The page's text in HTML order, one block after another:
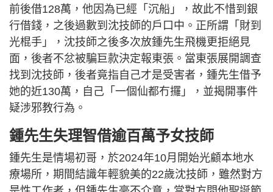
前後借128萬，他因為已經「沉船」，故此不惜到銀
行借錢，之後過數到沈技師的戶口中。正所謂「財到
光棍手」，沈技師之後多次放鍾先生飛機更拒絕見
面，後者不忿被騙巨款決定報東張。當東張展開調查
找到沈技師，後者竟指自己才是受害者，鍾先生借予
她的近130萬，自己「一個仙都冇攞」，並揭開事件
疑涉邪教行為。
鍾先生失理智借逾百萬予女技師
鍾先生是情場初哥，於2024年10月開始光顧本地水
療場所，期間結識年輕貌美的22歲沈技師，雖然對方